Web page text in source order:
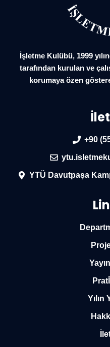
İşletme Kulübü, 1999
tarafından kurulan ve
korumaya özen
+90
YTÜ Davutpaşa
Yılın